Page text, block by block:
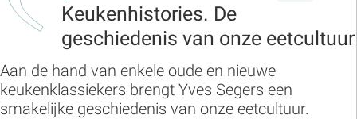
Keukenhistories. De
geschiedenis van onze eetcultuur
Aan de hand van enkele oude en nieuwe
keukenklassiekers brengt Yves Segers een
smakelijke geschiedenis van onze eetcultuur.